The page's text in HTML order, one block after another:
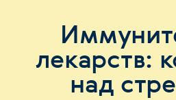
лекарств:
над